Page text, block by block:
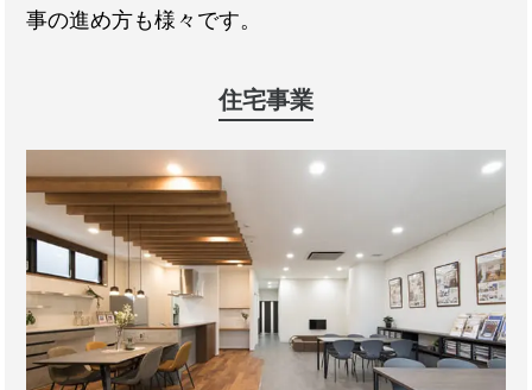
事の進め方も様々です。
住宅事業